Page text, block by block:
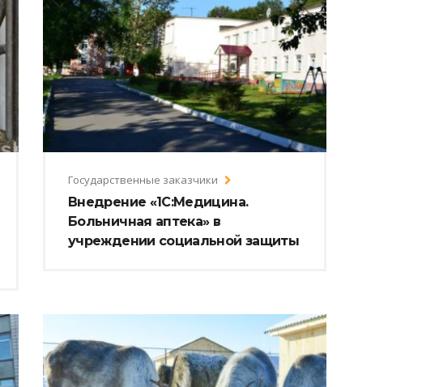
Государственные заказчики
Внедрение «1С:Медицина.
Больничная аптека» в
учреждении социальной защиты